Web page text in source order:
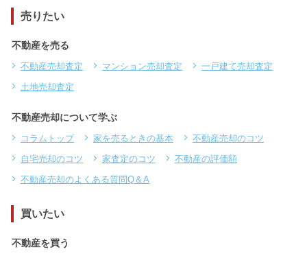
売りたい
不動産を売る
不動産売却査定 マンション売却査定
一戸建て売却査定
土地売却査定
不動産売却について学ぶ
コラムトップ 家を売るときの基本
不動産売却のコツ
自宅売却のコツ
家査定のコツ
不動産の評価額
不動産売却のよくある質問Q＆A
買いたい
不動産を買う